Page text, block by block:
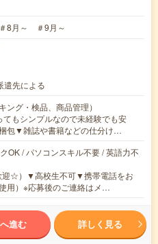
8月～ ＃9月～
遣先による
ング・検品、商品管理）
もシンプルなので未経験でも安
包▼雑誌や書籍などの仕分け…
OK / パソコンスキル不要 / 英語力不
迎☆）▼高校生不可▼携帯電話をお
用）※応募後のご連絡はメ…
進む 詳しく見る